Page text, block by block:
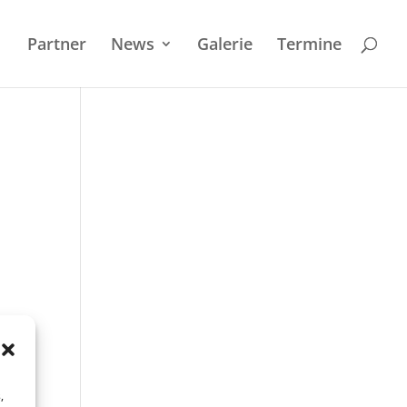
Partner News Galerie Termi­ne